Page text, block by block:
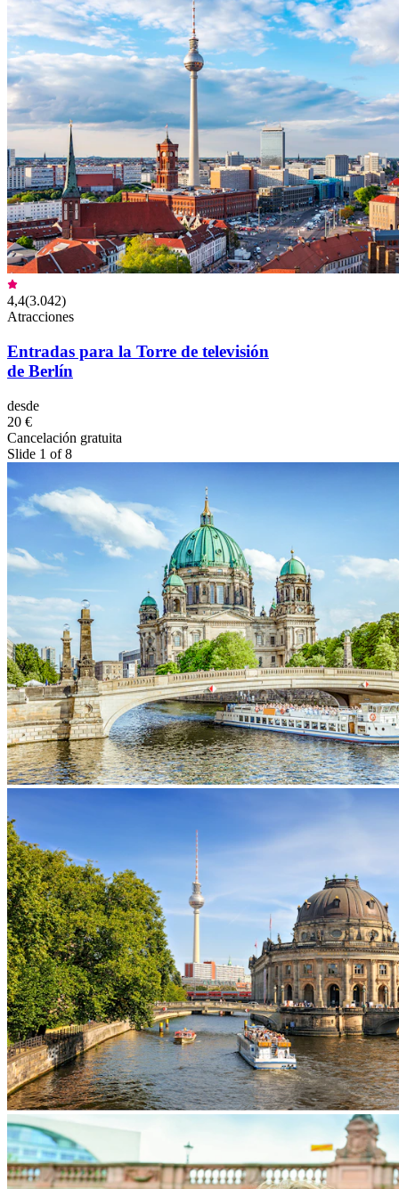
4,4(3.042)
Atracciones
Entradas para la Torre de televisión
de Berlín
desde
20 €
Cancelación gratuita
Slide 1 of 8